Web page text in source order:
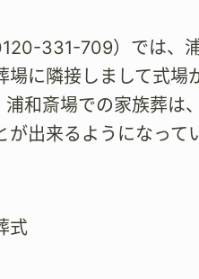
331-709）では、
場に隣接しまして式
浦和斎場での家族葬は
出来るようになって
式